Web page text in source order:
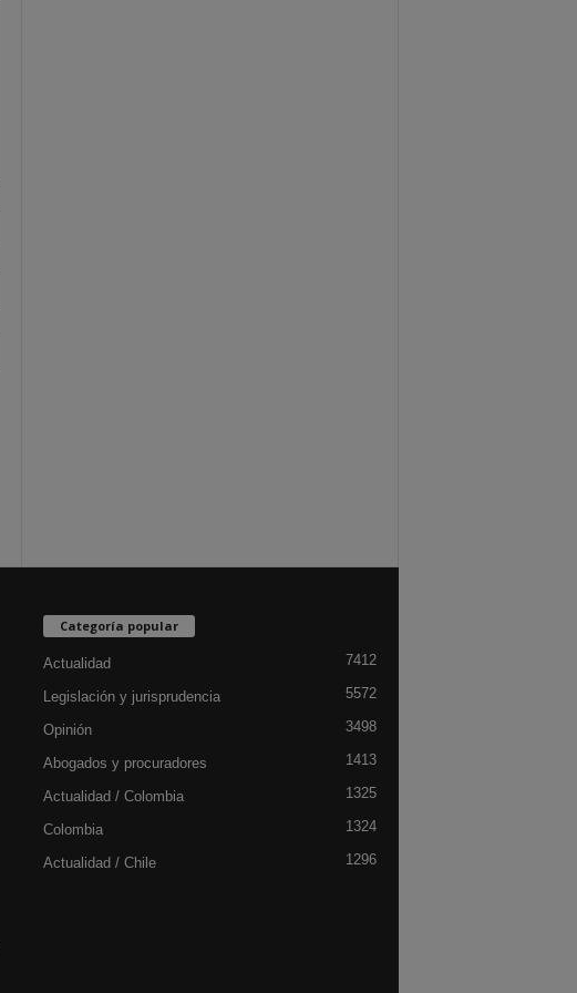
Categoría popular
Actualidad 7412
Legislación y jurisprudencia 5572
Opinión 3498
Abogados y procuradores 1413
Actualidad / Colombia 1325
Colombia 1324
Actualidad / Chile 1296